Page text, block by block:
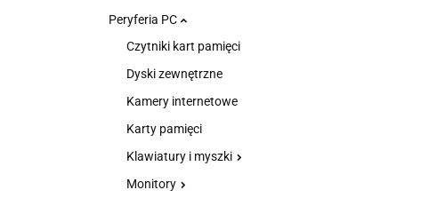
Peryferia PC
Czytniki kart pamięci
Dyski zewnętrzne
Kamery internetowe
Karty pamięci
Klawiatury i myszki
Monitory